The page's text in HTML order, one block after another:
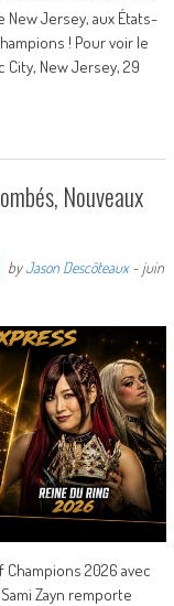
New Jersey, aux États-
! Pour voir le
City, New Jersey, 29
Nouveaux
byJason Descôteaux- juin
Champions 2026 avec
Zayn remporte